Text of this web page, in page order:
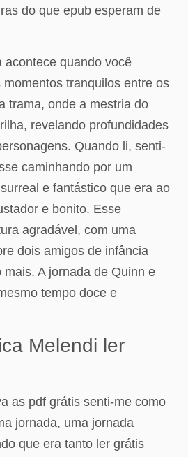
do que epub esperam de
acontece quando você
tranquilos entre os
trama, onde a mestria do
revelando profundidades
Quando li, senti-
caminhando por um
e fantástico que era ao
e bonito. Esse
agradável, com uma
dois amigos de infância
A jornada de Quinn e
tempo doce e
Melendi ler
as pdf grátis senti-me como
jornada, uma jornada
que era tanto ler grátis